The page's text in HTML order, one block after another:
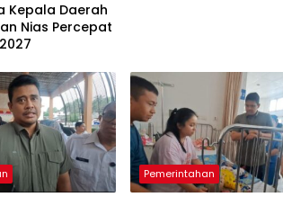
Kepala Daerah
Nias Percepat
Pemerintahan